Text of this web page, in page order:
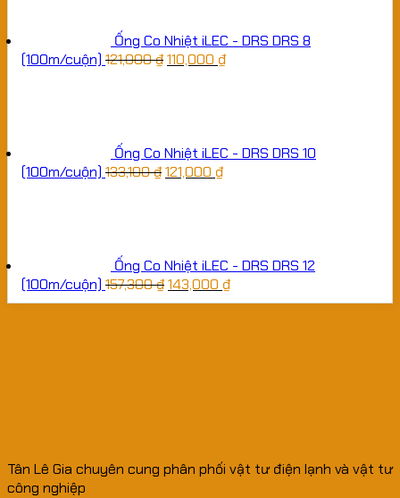
Ống Co Nhiệt iLEC - DRS DRS 8
(100m/cuộn) 121,000₫110,000 ₫
Ống Co Nhiệt iLEC - DRS DRS 10
(100m/cuộn) 133,100₫121,000 ₫
Ống Co Nhiệt iLEC - DRS DRS 12
(100m/cuộn) 157,300₫143,000 ₫
Tân Lê Gia chuyên cung phân phối vật tư điện lạnh và vật tư
công nghiệp